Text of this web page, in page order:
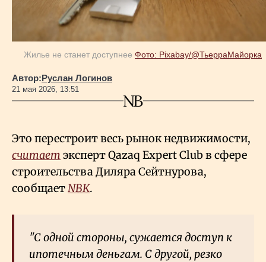
О нас
Все новости
Жилье не станет доступнее Фото: Pixabay/@ТьерраМайорка
Автор:Руслан Логинов
21 мая 2026, 13:51
Это перестроит весь рынок недвижимости,
считает эксперт Qazaq Expert Club в сфере
строительства Диляра Сейтнурова,
сообщаетNBK.
"С одной стороны, сужается доступ к
ипотечным деньгам. С другой, резко